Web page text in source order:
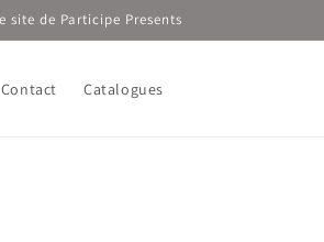
site de Participe Presents
Contact Catalogues